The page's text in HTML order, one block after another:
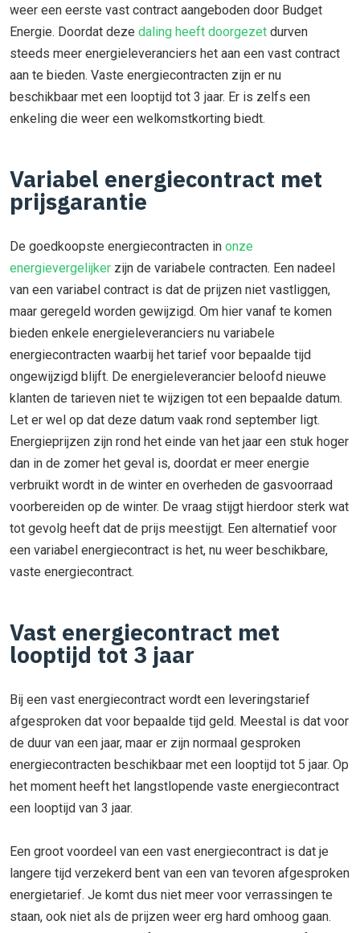
weer een eerste vast contract aangeboden door Budget
Energie. Doordat deze daling heeft doorgezet durven
steeds meer energieleveranciers het aan een vast contract
aan te bieden. Vaste energiecontracten zijn er nu
beschikbaar met een looptijd tot 3 jaar. Er is zelfs een
enkeling die weer een welkomstkorting biedt.
Variabel energiecontract met
prijsgarantie
De goedkoopste energiecontracten in onze
energievergelijker zijn de variabele contracten. Een nadeel
van een variabel contract is dat de prijzen niet vastliggen,
maar geregeld worden gewijzigd. Om hier vanaf te komen
bieden enkele energieleveranciers nu variabele
energiecontracten waarbij het tarief voor bepaalde tijd
ongewijzigd blijft. De energieleverancier beloofd nieuwe
klanten de tarieven niet te wijzigen tot een bepaalde datum.
Let er wel op dat deze datum vaak rond september ligt.
Energieprijzen zijn rond het einde van het jaar een stuk hoger
dan in de zomer het geval is, doordat er meer energie
verbruikt wordt in de winter en overheden de gasvoorraad
voorbereiden op de winter. De vraag stijgt hierdoor sterk wat
tot gevolg heeft dat de prijs meestijgt. Een alternatief voor
een variabel energiecontract is het, nu weer beschikbare,
vaste energiecontract.
Vast energiecontract met
looptijd tot 3 jaar
Bij een vast energiecontract wordt een leveringstarief
afgesproken dat voor bepaalde tijd geld. Meestal is dat voor
de duur van een jaar, maar er zijn normaal gesproken
energiecontracten beschikbaar met een looptijd tot 5 jaar. Op
het moment heeft het langstlopende vaste energiecontract
een looptijd van 3 jaar.
Een groot voordeel van een vast energiecontract is dat je
langere tijd verzekerd bent van een van tevoren afgesproken
energietarief. Je komt dus niet meer voor verrassingen te
staan, ook niet als de prijzen weer erg hard omhoog gaan.